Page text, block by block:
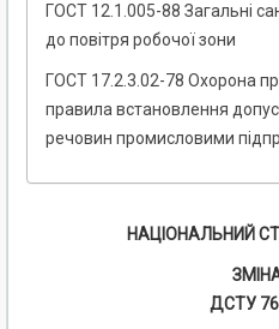
ГОСТ 12.1.005-88 Загальні
до повітря робочої зони
ГОСТ 17.2.3.02-78 Охорона
правила встановлення
речовин промисловими
НАЦІОНАЛЬНИЙ
ДСТУ